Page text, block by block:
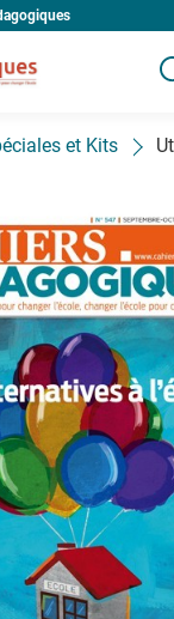
panier est vide
et Kits